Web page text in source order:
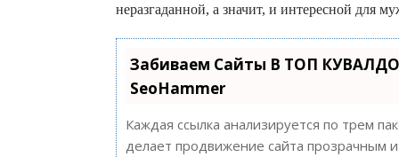
неразгаданной, а значит, и интересной для
Забиваем Сайты В ТОП
SeoHammer
Каждая ссылка анализируется по трем
делает продвижение сайта прозрачным